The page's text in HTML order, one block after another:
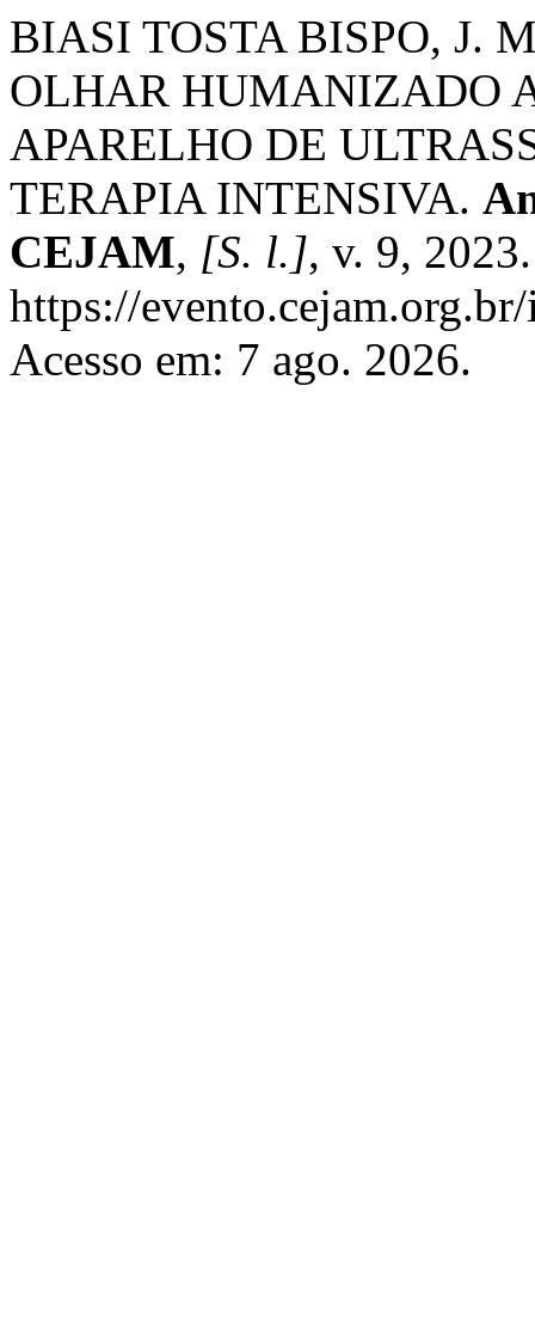
BIASI TOSTA BISPO, J.
OLHAR HUMANIZADO
APARELHO DE
TERAPIA INTENSIVA.
CEJAM, [S. l.], v. 9,
https://
Acesso em: 7 ago. 2026.